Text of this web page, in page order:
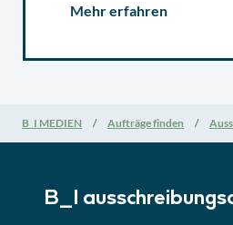
Mehr erfahren
B_I MEDIEN Aufträge finden
B_I